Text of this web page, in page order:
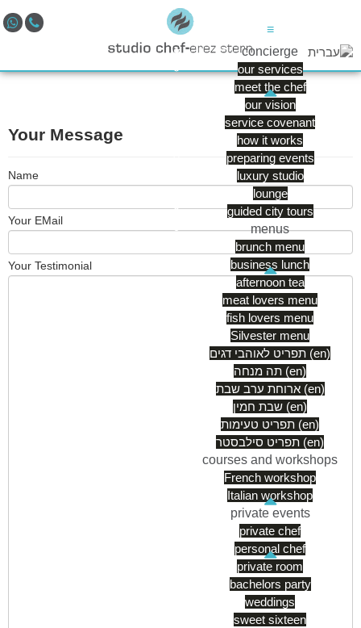
≡
concierge
our services
meet the chef
our vision
service covenant
how it works
preparing events
luxury studio
lounge
guided city tours
menus
brunch menu
business lunch
afternoon tea
meat lovers menu
fish lovers menu
Silvester menu
תפריט לאוהבי דגים (en)
תה מנחה (en)
ארוחת ערב שבת (en)
שבת חמין (en)
תפריט טעימות (en)
תפריט סילבסטר (en)
courses and workshops
French workshop
Italian workshop
private events
private chef
personal chef
private room
bachelors party
weddings
sweet sixteen
Your Message
Name
Your EMail
Your Testimonial